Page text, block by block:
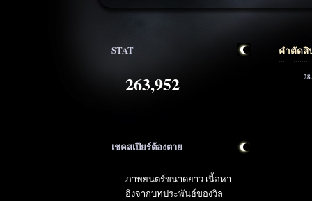
STAT
263,952
เชคสเปียร์ต้องตาย
ภาพยนตร์ขนาดยาว เนื้อหา
อิงจากบทประพันธ์ของวิล
คำตัดสิ